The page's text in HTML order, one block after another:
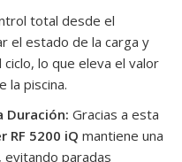
total desde el
el estado de la carga y
lo que eleva el valor
la piscina.
Duración: Gracias a esta
RF 5200 iQ mantiene una
evitando paradas